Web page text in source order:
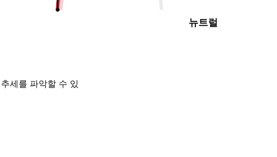
뉴트럴
세를 파악할 수 있